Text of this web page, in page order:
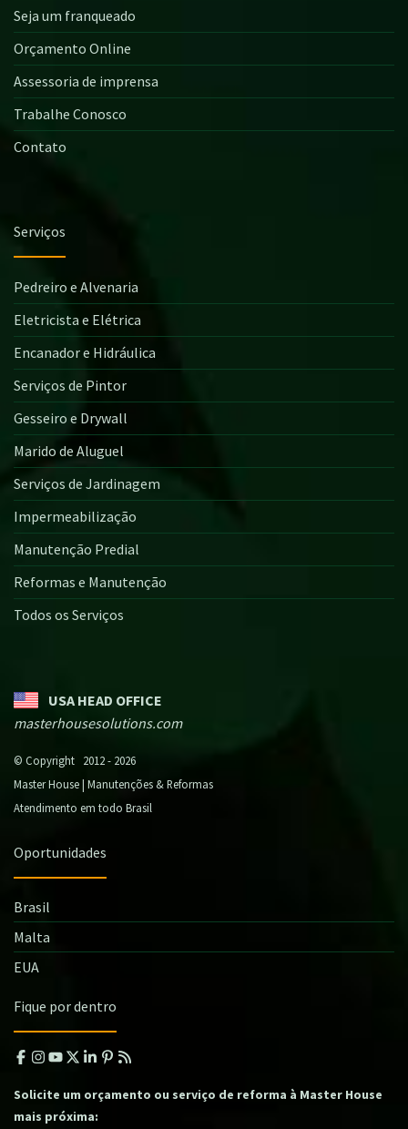
Seja um franqueado
Orçamento Online
Assessoria de imprensa
Trabalhe Conosco
Contato
Serviços
Pedreiro e Alvenaria
Eletricista e Elétrica
Encanador e Hidráulica
Serviços de Pintor
Gesseiro e Drywall
Marido de Aluguel
Serviços de Jardinagem
Impermeabilização
Manutenção Predial
Reformas e Manutenção
Todos os Serviços
USA HEAD OFFICE
masterhousesolutions.com
© Copyright 2012 - 2026
Master House | Manutenções & Reformas
Atendimento em todo Brasil
Oportunidades
Brasil
Malta
EUA
Fique por dentro
Solicite um orçamento ou serviço de reforma à Master House
mais próxima: